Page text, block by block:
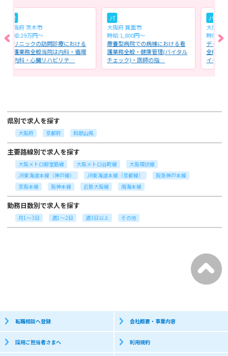
療における
内科・循環
ビリテ…
療養型病院での病棟における看
護業務全般・健康管理(バイタル
チェック)・医師の指…
デイサービスにおける看護業
全般・利用者様の健康管理（
イタルチェック・体調確…
県別で求人を探す
大阪府 京都府 和歌山県
主要路線別で求人を探す
大阪メトロ御堂筋線 大阪メトロ谷町線
大阪環状線
JR東海道本線（神戸線）
JR東海道本線（京都線）
阪急神戸本線
京阪本線
阪神本線 近鉄大阪線 南海本線
勤務日数別で求人を探す
月1～3日 週1～2日 週3日以上 その他
転職相談へ登録 会社概要・事業内容
採用ご担当者さまへ 利用規約